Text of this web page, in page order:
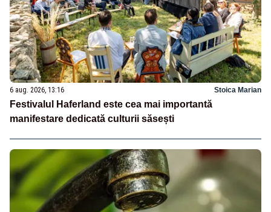
6 aug. 2026, 13:16 Stoica Marian
Festivalul Haferland este cea mai importantă
manifestare dedicată culturii săsești